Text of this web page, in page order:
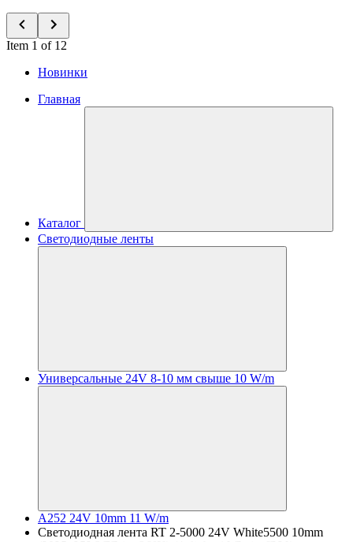
Item 1 of 12
Новинки
Главная
Каталог
Светодиодные ленты
Универсальные 24V 8-10 мм свыше 10 W/m
A252 24V 10mm 11 W/m
Светодиодная лента RT 2-5000 24V White5500 10mm